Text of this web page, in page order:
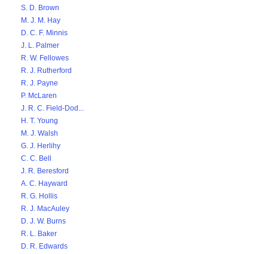
S. D. Brown
M. J. M. Hay
D. C. F. Minnis
J. L. Palmer
R. W. Fellowes
R. J. Rutherford
R. J. Payne
P. McLaren
J. R. C. Field-Dod...
H. T. Young
M. J. Walsh
G. J. Herlihy
C. C. Bell
J. R. Beresford
A. C. Hayward
R. G. Hollis
R. J. MacAuley
D. J. W. Burns
R. L. Baker
D. R. Edwards